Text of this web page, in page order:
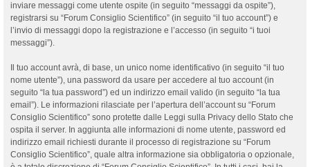
inviare messaggi come utente ospite (in seguito “messaggi da ospite”),
registrarsi su “Forum Consiglio Scientifico” (in seguito “il tuo account”) e
l’invio di messaggi dopo la registrazione e l’accesso (in seguito “i tuoi
messaggi”).
Il tuo account avrà, di base, un unico nome identificativo (in seguito “il tuo
nome utente”), una password da usare per accedere al tuo account (in
seguito “la tua password”) ed un indirizzo email valido (in seguito “la tua
email”). Le informazioni rilasciate per l’apertura dell’account su “Forum
Consiglio Scientifico” sono protette dalle Leggi sulla Privacy dello Stato che
ospita il server. In aggiunta alle informazioni di nome utente, password ed
indirizzo email richiesti durante il processo di registrazione su “Forum
Consiglio Scientifico”, quale altra informazione sia obbligatoria o opzionale,